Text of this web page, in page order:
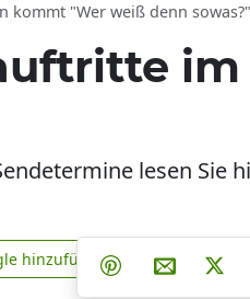
"Wer weiß denn sowas?" mit Kai
im
lesen Sie
zu Google hinzufügen
hinzufügen Teilen auf
Teilen auf
Per E-